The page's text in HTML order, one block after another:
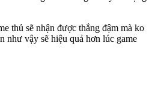
thủ sẽ nhận được thắng đậm mà ko
như vậy sẽ hiệu quả hơn lúc game